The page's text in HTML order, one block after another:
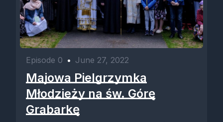
Episode 0 • June 27, 2022
Majowa Pielgrzymka
Młodzieży na św. Górę
Grabarkę